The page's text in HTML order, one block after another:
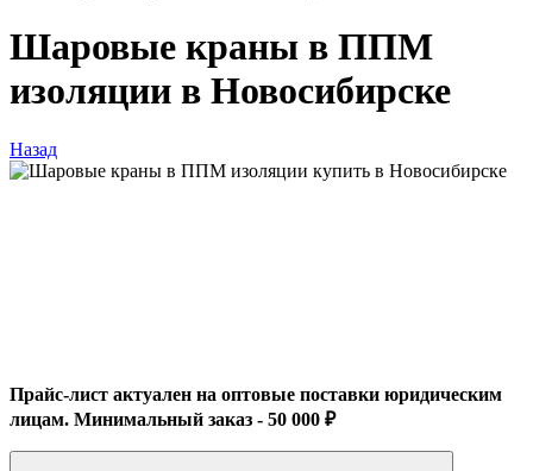
Шаровые краны в ППМ
изоляции в Новосибирске
Назад
Прайс-лист актуален на оптовые поставки юридическим
лицам. Минимальный заказ - 50 000 ₽